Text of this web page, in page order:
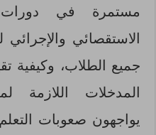
مستمرة في
الاستقصائي
جميع الطلاب، وكيفية
المدخلات اللازمة
يواجهون صعوبات